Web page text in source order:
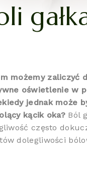
możemy zaliczyć
oświetlenie
jednak może
kącik oka? Ból
często
dolegliwości